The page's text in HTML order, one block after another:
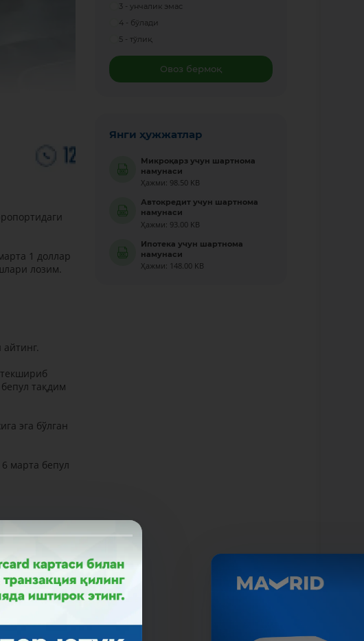
1 доллар
лозим.
тақдим
эга бўлган
марта бепул
3 - унчалик эмас
4 - бўлади
5 - тўлиқ
Овоз бермоқ
Янги ҳужжатлар
Микроқарз учун шартнома
намунаси
Ҳажми: 98.50 KB
Автокредит учун шартнома
намунаси
Ҳажми: 93.00 KB
Ипотека учун шартнома
намунаси
Ҳажми: 148.00 KB